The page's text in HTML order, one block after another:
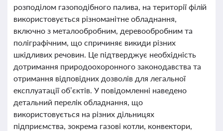
розподілом газоподібного палива, на території філій
використовується різноманітне обладнання,
включно з металообробним, деревообробним та
поліграфічним, що спричиняє викиди різних
шкідливих речовин. Це підтверджує необхідність
дотримання природоохоронного законодавства та
отримання відповідних дозволів для легальної
експлуатації об’єктів. У повідомленні наведено
детальний перелік обладнання, що
використовується на різних дільницях
підприємства, зокрема газові котли, конвектори,